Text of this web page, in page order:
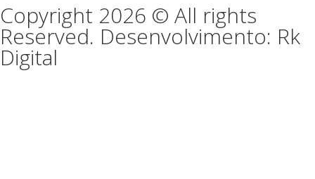
Copyright 2026 © All rights
Reserved. Desenvolvimento: Rk
Digital